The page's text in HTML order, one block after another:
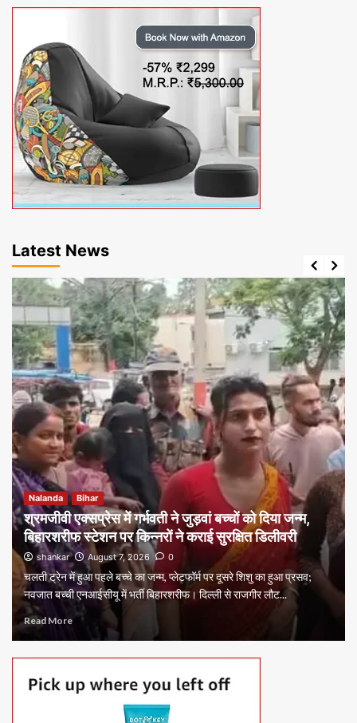
Latest News
Nalanda Bihar
श्रमजीवी एक्सप्रेस में गर्भवती ने जुड़वां बच्चों को दिया जन्म,
बिहारशरीफ स्टेशन पर किन्नरों ने कराई सुरक्षित डिलीवरी
shankar August 7, 2026 0
चलती ट्रेन में हुआ पहले बच्चे का जन्म, प्लेटफॉर्म पर दूसरे शिशु का हुआ प्रसव;
नवजात बच्ची एनआईसीयू में भर्ती बिहारशरीफ। दिल्ली से राजगीर लौट...
Read More